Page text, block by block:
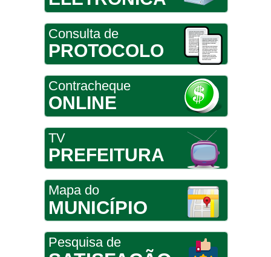
Consulta de
PROTOCOLO
Contracheque
ONLINE
TV
PREFEITURA
Mapa do
MUNICÍPIO
Pesquisa de